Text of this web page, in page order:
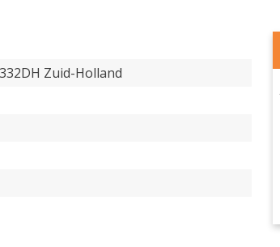
Zuid-Holland